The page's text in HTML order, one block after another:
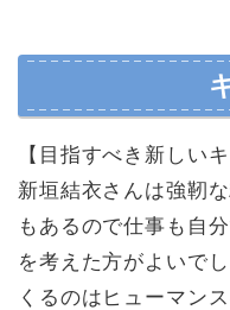
【目指すべき新しいキ
新垣結衣さんは強靭
もあるので仕事も自
を考えた方がよいで
くるのはヒューマン